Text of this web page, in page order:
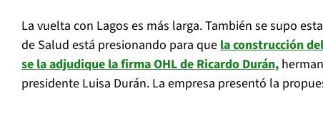
La vuelta con Lagos es más larga. También se supo
de Salud está presionando para quela construcción
se la adjudique la firma OHL de Ricardo Durán,
presidente Luisa Durán. La empresa presentó la